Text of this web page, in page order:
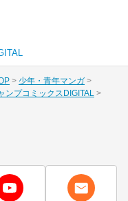
少年・青年マンガ
ンプコミックスDIGITAL